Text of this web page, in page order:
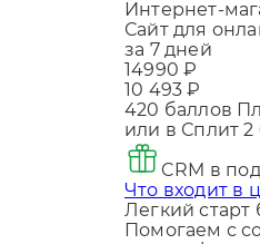
Интернет-
Сайт для
за 7 дней
14990 ₽
10 493 ₽
420 баллов
или в Сплит2
CRM в
Что входит в
Легкий старт
Помогаем с